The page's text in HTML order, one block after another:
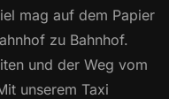
mag auf dem Papier
zu Bahnhof.
und der Weg vom
unserem Taxi